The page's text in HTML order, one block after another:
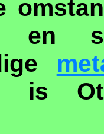
en
is